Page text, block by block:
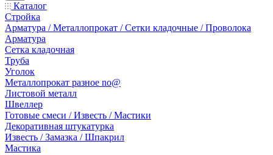
Каталог
Стройка
Арматура / Металлопрокат / Сетки кладочные / Проволока
Арматура
Сетка кладочная
Труба
Уголок
Металлопрокат разное no@
Листовой металл
Швеллер
Готовые смеси / Известь / Мастики
Декоративная штукатурка
Известь / Замазка / Шпакрил
Мастика